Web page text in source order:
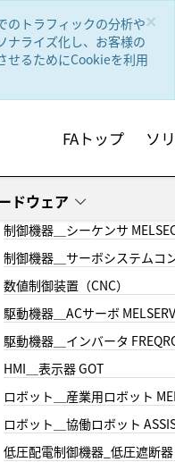
×
のトラフィックの分析や
ナライズ化し、お客様の
せるためにCookieを利用
FAトップ ソ
ドウェア
制御機器＿シーケンサ
制御機器＿サーボシステムコ
数値制御装置（CNC）
駆動機器＿ACサーボ
駆動機器＿インバータ
HMI＿表示器 GOT
ロボット＿産業用ロボット
ロボット＿協働ロボット
低圧配電制御機器_低圧遮断器